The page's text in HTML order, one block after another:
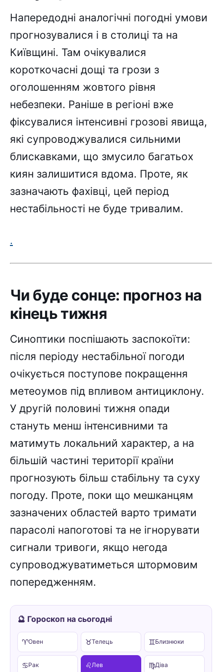
Напередодні аналогічні погодні умови
прогнозувалися і в столиці та на
Київщині. Там очікувалися
короткочасні дощі та грози з
оголошенням жовтого рівня
небезпеки. Раніше в регіоні вже
фіксувалися інтенсивні грозові явища,
які супроводжувалися сильними
блискавками, що змусило багатьох
киян залишитися вдома. Проте, як
зазначають фахівці, цей період
нестабільності не буде тривалим.
.
Чи буде сонце: прогноз на
кінець тижня
Синоптики поспішають заспокоїти:
після періоду нестабільної погоди
очікується поступове покращення
метеоумов під впливом антициклону.
У другій половині тижня опади
стануть менш інтенсивними та
матимуть локальний характер, а на
більшій частині території країни
прогнозують більш стабільну та суху
погоду. Проте, поки що мешканцям
зазначених областей варто тримати
парасолі напоготові та не ігнорувати
сигнали тривоги, якщо негода
супроводжуватиметься штормовим
попередженням.
🔮 Гороскоп на сьогодні
♈Овен ♉Телець ♊Близнюки
♋Рак ♌Лев ♍Діва